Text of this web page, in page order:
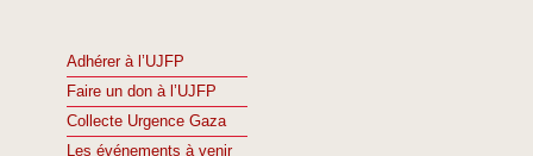
Adhérer à l’UJFP
Faire un don à l’UJFP
Collecte Urgence Gaza
Les événements à venir